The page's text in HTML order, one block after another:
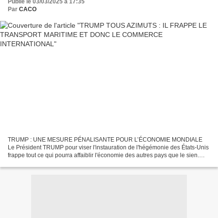
Publié le 03/03/2025 à 17:35
Par CACO
TRUMP : UNE MESURE PÉNALISANTE POUR L’ÉCONOMIE MONDIALE
Le Président TRUMP pour viser l'instauration de l'hégémonie des États-Unis
frappe tout ce qui pourra affaiblir l'économie des autres pays que le sien.